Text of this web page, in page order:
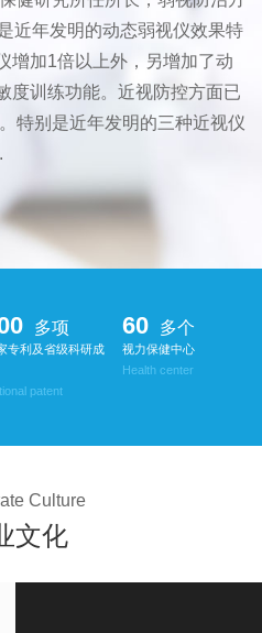
近年发明的动态弱视仪效果特
增加1倍以上外，另增加了动
度训练功能。近视防控方面已
特别是近年发明的三种近视仪
多项
专利及省级科研成
patent
60 多个
视力保健中心
Health center
Culture
文化